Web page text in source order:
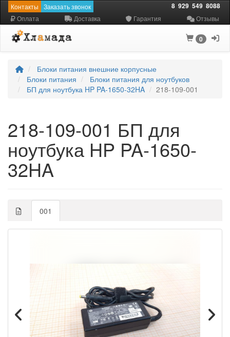
Контакты Заказать звонок 8 929 549 8088
Оплата Доставка Гарантия Отзывы
0
Блоки питания внешние корпусные
Блоки питания
Блоки питания для ноутбуков
БП для ноутбука HP PA-1650-32HA
218-109-001
218-109-001 БП для
ноутбука HP PA-1650-
32HA
001